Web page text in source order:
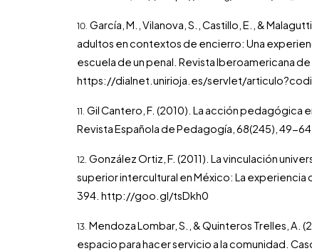
García, M., Vilanova, S., Castillo, E., &
adultos en contextos de encierro: Una
escuela de un penal. Revista Iberoamericana de
https://dialnet.unirioja.es/servlet/
Gil Cantero, F. (2010). La acción pedagógica
Revista Española de Pedagogía, 68(245), 49-
González Ortiz, F. (2011). La vinculación
superior intercultural en México: La experiencia
394.http://goo.gl/tsDkh0
Mendoza Lombar, S., & Quinteros Trelles, A.
espacio para hacer servicio a la comunidad.